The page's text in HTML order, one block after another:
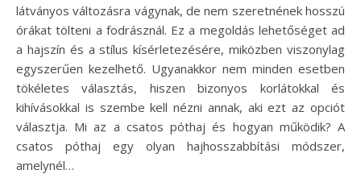
látványos változásra vágynak, de nem szeretnének hosszú
órákat tölteni a fodrásznál. Ez a megoldás lehetőséget ad
a hajszín és a stílus kísérletezésére, miközben viszonylag
egyszerűen kezelhető. Ugyanakkor nem minden esetben
tökéletes választás, hiszen bizonyos korlátokkal és
kihívásokkal is szembe kell nézni annak, aki ezt az opciót
választja. Mi az a csatos póthaj és hogyan működik? A
csatos póthaj egy olyan hajhosszabbítási módszer,
amelynél…